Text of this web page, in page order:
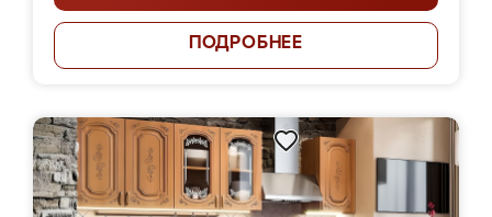
ПОДРОБНЕЕ